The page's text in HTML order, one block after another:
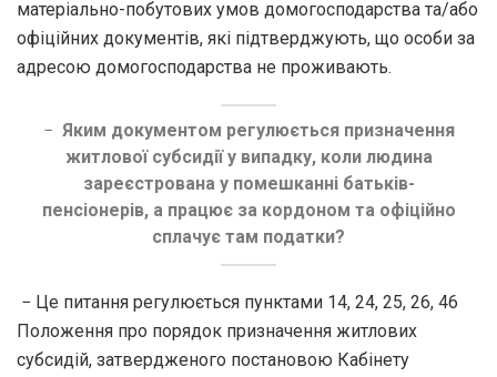
матеріально-побутових умов домогосподарства та/або
офіційних документів, які підтверджують, що особи за
адресою домогосподарства не проживають.
− Яким документом регулюється призначення
житлової субсидії у випадку, коли людина
зареєстрована у помешканні батьків-
пенсіонерів, а працює за кордоном та офіційно
сплачує там податки?
− Це питання регулюється пунктами 14, 24, 25, 26, 46
Положення про порядок призначення житлових
субсидій, затвердженого постановою Кабінету